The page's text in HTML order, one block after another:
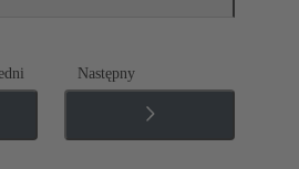
Następny